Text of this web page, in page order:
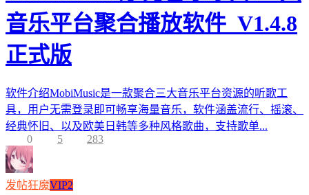
音乐平台聚合播放软件_V1.4.8
正式版
软件介绍MobiMusic是一款聚合三大音乐平台资源的听歌工
具，用户无需登录即可畅享海量音乐，软件涵盖流行、摇滚、
经典怀旧、以及欧美日韩等多种风格歌曲，支持歌单...
0
5 283
发帖狂魔VIP2